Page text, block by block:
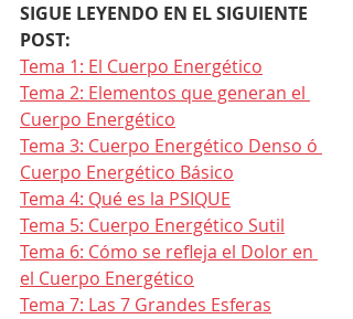
SIGUE LEYENDO EN EL SIGUIENTE
POST:
Tema 1: El Cuerpo Energético
Tema 2: Elementos que generan el
Cuerpo Energético
Tema 3: Cuerpo Energético Denso ó
Cuerpo Energético Básico
Tema 4: Qué es la PSIQUE
Tema 5: Cuerpo Energético Sutil
Tema 6: Cómo se refleja el Dolor en
el Cuerpo Energético
Tema 7: Las 7 Grandes Esferas